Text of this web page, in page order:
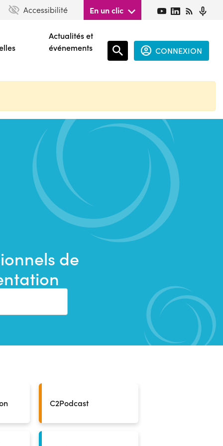
Accessibilité En un clic
Actualités et
événements
CONNEXION
guest
de
C2Podcast